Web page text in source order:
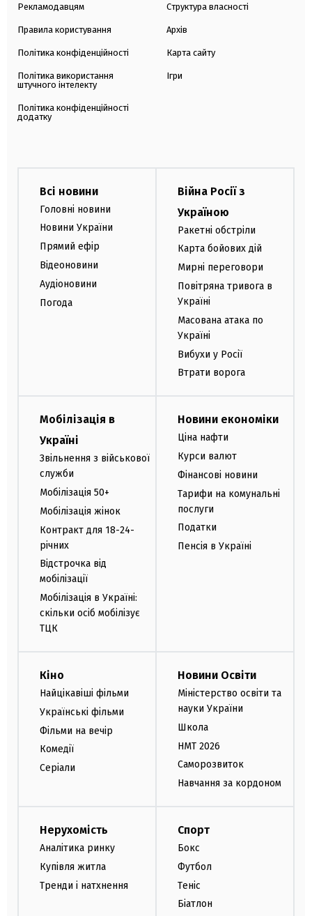
Рекламодавцям
Правила користування
Політика конфіденційності
Політика використання
штучного інтелекту
Політика конфіденційності
додатку
Структура власності
Архів
Карта сайту
Ігри
Всі новини
Головні новини
Новини України
Прямий ефір
Відеоновини
Аудіоновини
Погода
Війна Росії з
Україною
Ракетні обстріли
Карта бойових дій
Мирні переговори
Повітряна тривога в
Україні
Масована атака по
Україні
Вибухи у Росії
Втрати ворога
Мобілізація в
Україні
Звільнення з військової
служби
Мобілізація 50+
Мобілізація жінок
Контракт для 18-24-
річних
Відстрочка від
мобілізації
Мобілізація в Україні:
скільки осіб мобілізує
ТЦК
Новини економіки
Ціна нафти
Курси валют
Фінансові новини
Тарифи на комунальні
послуги
Податки
Пенсія в Україні
Кіно
Найцікавіші фільми
Українські фільми
Фільми на вечір
Комедії
Серіали
Новини Освіти
Міністерство освіти та
науки України
Школа
НМТ 2026
Саморозвиток
Навчання за кордоном
Нерухомість
Аналітика ринку
Купівля житла
Тренди і натхнення
Спорт
Бокс
Футбол
Теніс
Біатлон